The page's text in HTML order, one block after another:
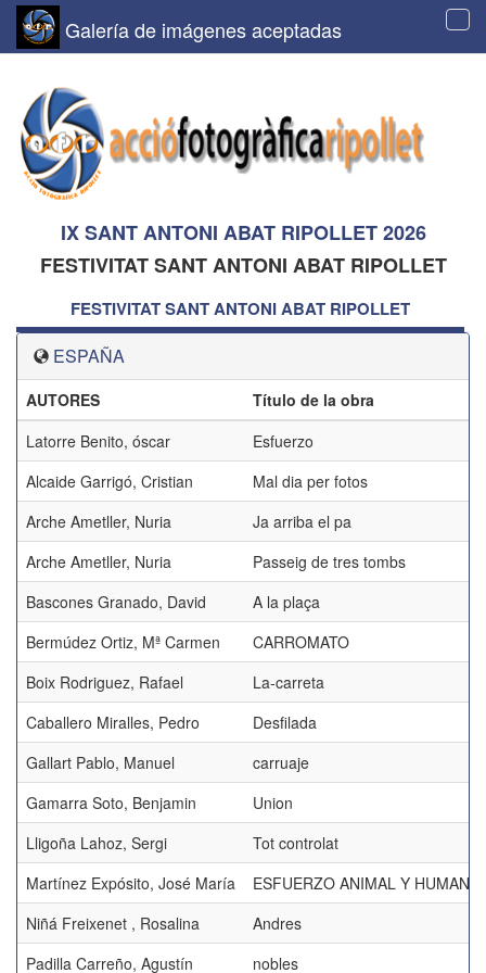
Galería de imágenes aceptadas
IX SANT ANTONI ABAT RIPOLLET 2026
FESTIVITAT SANT ANTONI ABAT RIPOLLET
FESTIVITAT SANT ANTONI ABAT RIPOLLET
ESPAÑA
AUTORES
Título de la obra
Latorre Benito, óscar
Esfuerzo
Alcaide Garrigó, Cristian
Mal dia per fotos
Arche Ametller, Nuria
Ja arriba el pa
Arche Ametller, Nuria
Passeig de tres tombs
Bascones Granado, David
A la plaça
Bermúdez Ortiz, Mª Carmen
CARROMATO
Boix Rodriguez, Rafael
La-carreta
Caballero Miralles, Pedro
Desfilada
Gallart Pablo, Manuel
carruaje
Gamarra Soto, Benjamin
Union
Lligoña Lahoz, Sergi
Tot controlat
Martínez Expósito, José María
ESFUERZO ANIMAL Y HUMANO
Niñá Freixenet , Rosalina
Andres
Padilla Carreño, Agustín
nobles